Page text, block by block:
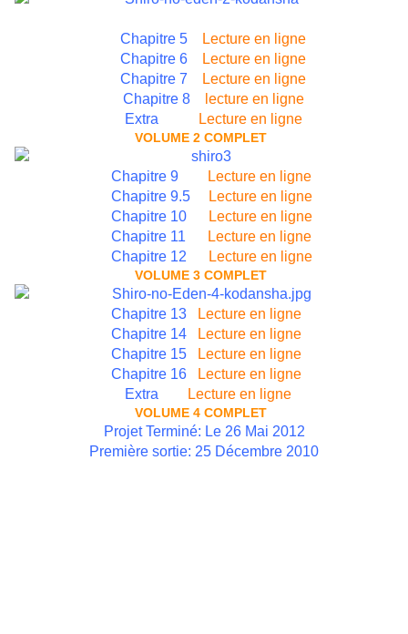
Chapitre 5
Lecture en ligne
Chapitre 6
Lecture en ligne
Chapitre 7
Lecture en ligne
Chapitre 8
lecture en ligne
Extra
Lecture en ligne
VOLUME 2 COMPLET
Chapitre 9
Lecture en ligne
Chapitre 9.5
Lecture en ligne
Chapitre 10
Lecture en ligne
Chapitre 11
Lecture en ligne
Chapitre 12
Lecture en ligne
VOLUME 3 COMPLET
Chapitre 13
Lecture en ligne
Chapitre 14
Lecture en ligne
Chapitre 15
Lecture en ligne
Chapitre 16
Lecture en ligne
Extra
Lecture en ligne
VOLUME 4 COMPLET
Projet Terminé: Le 26 Mai 2012
Première sortie: 25 Décembre 2010